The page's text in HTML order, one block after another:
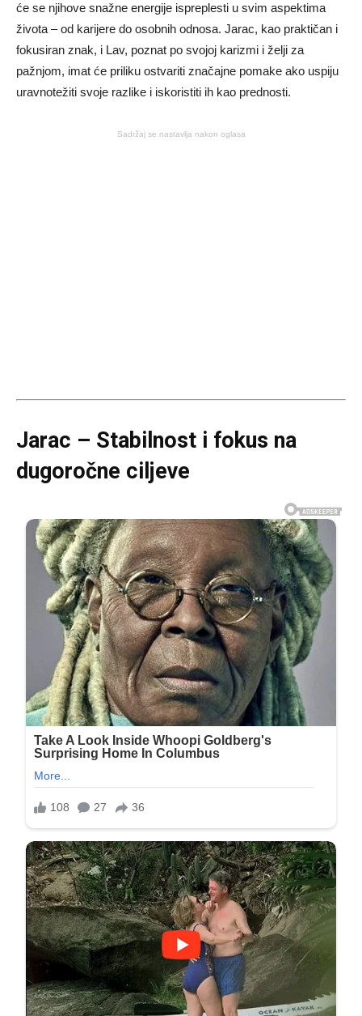
će se njihove snažne energije ispreplesti u svim aspektima
života – od karijere do osobnih odnosa. Jarac, kao praktičan i
fokusiran znak, i Lav, poznat po svojoj karizmi i želji za
pažnjom, imat će priliku ostvariti značajne pomake ako uspiju
uravnotežiti svoje razlike i iskoristiti ih kao prednosti.
Sadržaj se nastavlja nakon oglasa
Jarac – Stabilnost i fokus na
dugoročne ciljeve